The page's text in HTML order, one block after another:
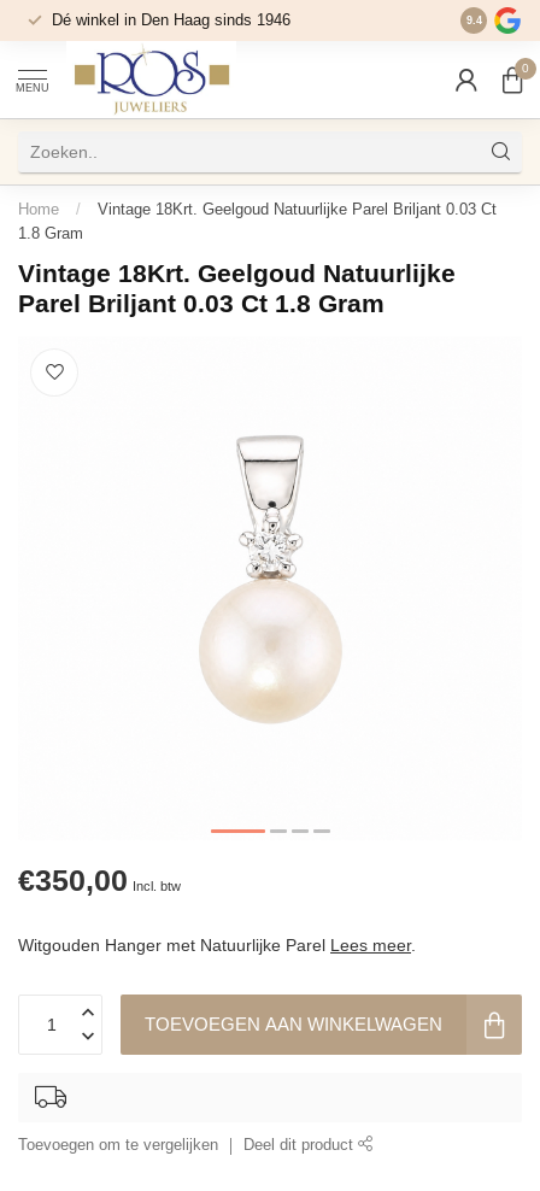
Dé winkel in Den Haag sinds 1946 9.4
MENU
0
Home /
Vintage 18Krt. Geelgoud Natuurlijke Parel Briljant 0.03 Ct
1.8 Gram
Vintage 18Krt. Geelgoud Natuurlijke
Parel Briljant 0.03 Ct 1.8 Gram
€350,00 Incl. btw
Witgouden Hanger met Natuurlijke Parel Lees meer.
TOEVOEGEN AAN WINKELWAGEN
Toevoegen om te vergelijken Deel dit product